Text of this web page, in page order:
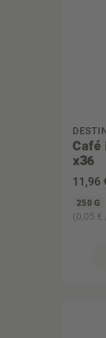
Café
x36
11 ,96
250 G
(0,05 €